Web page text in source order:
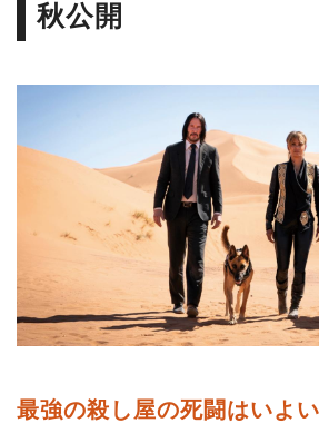
秋公開
最強の殺し屋の死闘はいよ